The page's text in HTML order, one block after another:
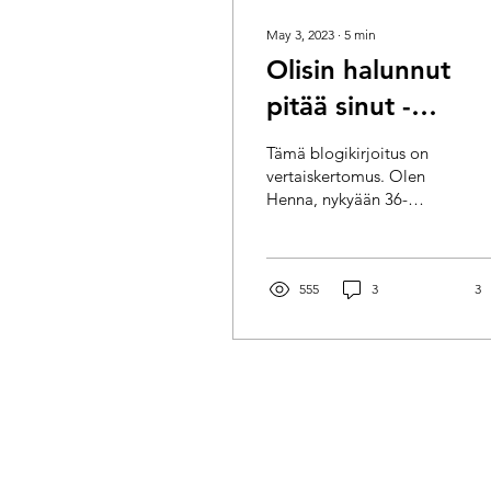
May 3, 2023 ∙ 5 min
Olisin halunnut
pitää sinut -
bonusvanhempien
toistuva suru
Tämä blogikirjoitus on
vertaiskertomus. Olen
Henna, nykyään 36-
tarinani...
555 3 3